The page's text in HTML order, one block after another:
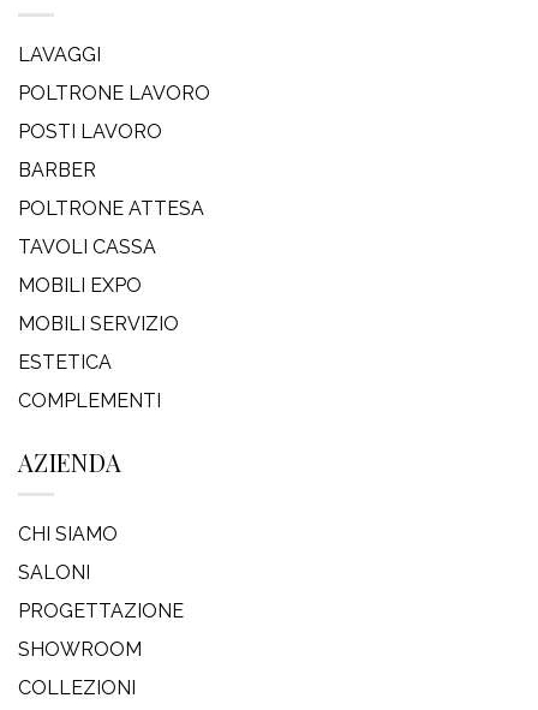
LAVAGGI
POLTRONE LAVORO
POSTI LAVORO
BARBER
POLTRONE ATTESA
TAVOLI CASSA
MOBILI EXPO
MOBILI SERVIZIO
ESTETICA
COMPLEMENTI
AZIENDA
CHI SIAMO
SALONI
PROGETTAZIONE
SHOWROOM
COLLEZIONI